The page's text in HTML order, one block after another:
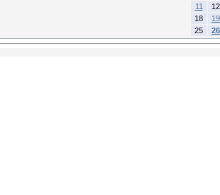
11
12
18
19
25
26